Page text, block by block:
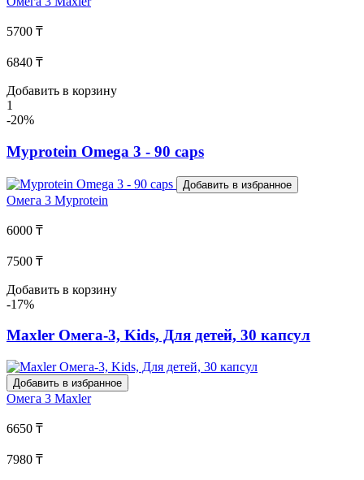
5700 ₸
6840 ₸
Добавить в корзину
1
-20%
Myprotein Omega 3 - 90 caps
Добавить в избранное
Омега 3 Myprotein
6000 ₸
7500 ₸
Добавить в корзину
-17%
Maxler Омега-3, Kids, Для детей, 30 капсул
Добавить в избранное
Омега 3 Maxler
6650 ₸
7980 ₸